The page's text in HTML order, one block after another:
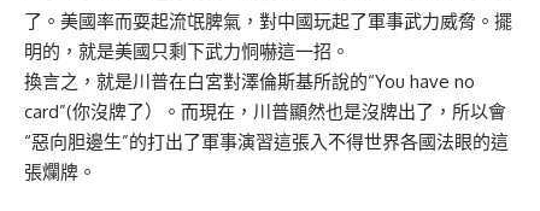
了。美國率而耍起流氓脾氣，對中國玩起了軍事武力威脅。擺
明的，就是美國只剩下武力恫嚇這一招。
換言之，就是川普在白宮對澤倫斯基所說的“You have no
card”(你沒牌了）。而現在，川普顯然也是沒牌出了，所以會
“惡向胆邊生”的打出了軍事演習這張入不得世界各國法眼的這
張爛牌。